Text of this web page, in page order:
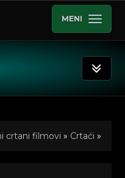
MENI
crtani filmovi » Crtaći »